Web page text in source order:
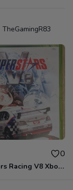
TheGamingR83
0
Superstars Racing V8 Xbox 360